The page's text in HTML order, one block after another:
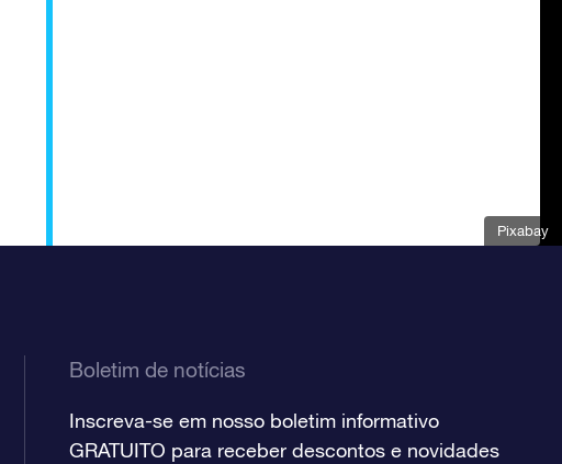
Pixabay
Boletim de notícias
Inscreva-se em nosso boletim informativo
GRATUITO para receber descontos e novidades